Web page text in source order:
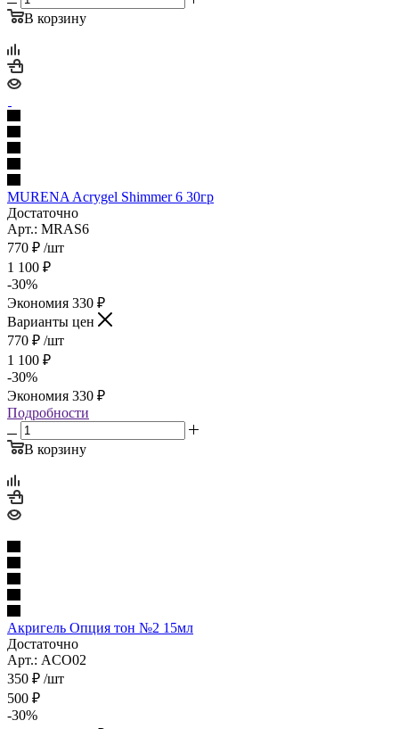
В корзину
MURENA Acrygel Shimmer 6 30гр
Достаточно
Арт.: MRAS6
770 ₽ /шт
1 100 ₽
-30%
Экономия 330 ₽
Варианты цен
770 ₽ /шт
1 100 ₽
-30%
Экономия 330 ₽
Подробности
В корзину
Акригель Опция тон №2 15мл
Достаточно
Арт.: ACO02
350 ₽ /шт
500 ₽
-30%